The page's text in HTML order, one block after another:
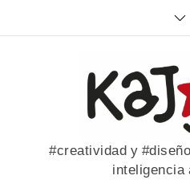
#creatividad y
inteligencia